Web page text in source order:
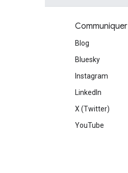
Communiquer
Blog
Bluesky
Instagram
LinkedIn
X (Twitter)
YouTube